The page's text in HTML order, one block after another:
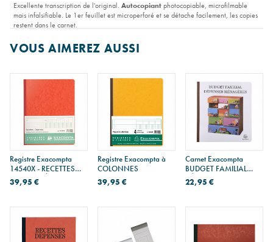
Excellente transcription de l'original. Autocopiantphotocopiable, microfilmable
mais infalsifiable. Le 1er feuillet est microperforé et se détache facilement, les copies
restent dans le carnet.
VOUS AIMEREZ AUSSI
Registre Exacompta
14540X - RECETTES
JOURNALIÈRES
39,95 €
Registre Exacompta à
COLONNES
39,95 €
Carnet Exacompta
BUDGET FAMILIAL
DÉPENSES
MÉNAGÈRES
22,95 €